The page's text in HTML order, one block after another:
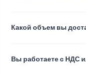
Какой объем вы
Вы работаете с НДС